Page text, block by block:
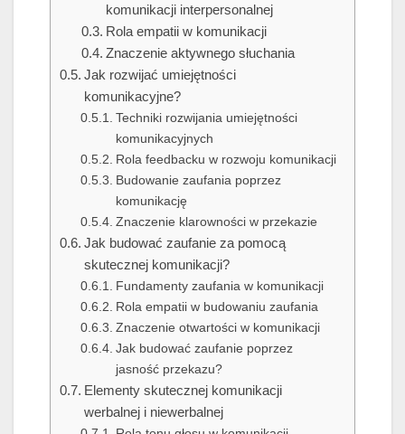
komunikacji interpersonalnej
Rola empatii w komunikacji
Znaczenie aktywnego słuchania
Jak rozwijać umiejętności
komunikacyjne?
Techniki rozwijania umiejętności
komunikacyjnych
Rola feedbacku w rozwoju komunikacji
Budowanie zaufania poprzez
komunikację
Znaczenie klarowności w przekazie
Jak budować zaufanie za pomocą
skutecznej komunikacji?
Fundamenty zaufania w komunikacji
Rola empatii w budowaniu zaufania
Znaczenie otwartości w komunikacji
Jak budować zaufanie poprzez
jasność przekazu?
Elementy skutecznej komunikacji
werbalnej i niewerbalnej